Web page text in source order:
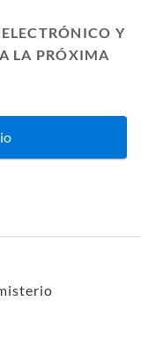
Y
LA PRÓXIMA